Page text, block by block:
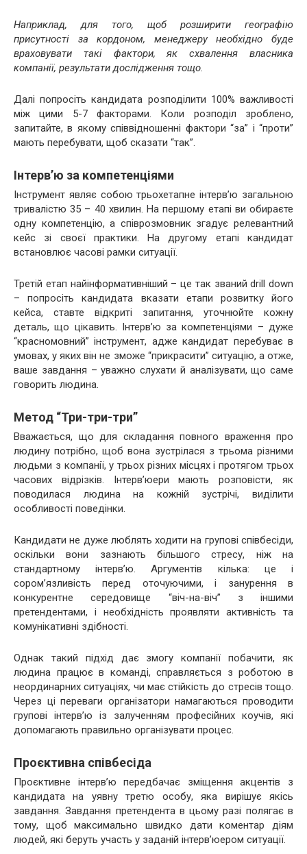
Наприклад, для того, щоб розширити географію
присутності за кордоном, менеджеру необхідно буде
враховувати такі фактори, як схвалення власника
компанії, результати дослідження тощо.
Далі попросіть кандидата розподілити 100% важливості
між цими 5-7 факторами. Коли розподіл зроблено,
запитайте, в якому співвідношенні фактори “за” і “проти”
мають перебувати, щоб сказати “так”.
Інтерв’ю за компетенціями
Інструмент являє собою трьохетапне інтерв’ю загальною
тривалістю 35 – 40 хвилин. На першому етапі ви обираєте
одну компетенцію, а співрозмовник згадує релевантний
кейс зі своєї практики. На другому етапі кандидат
встановлює часові рамки ситуації.
Третій етап найінформативніший – це так званий drill down
– попросіть кандидата вказати етапи розвитку його
кейса, ставте відкриті запитання, уточнюйте кожну
деталь, що цікавить. Інтерв’ю за компетенціями – дуже
“красномовний” інструмент, адже кандидат перебуває в
умовах, у яких він не зможе “прикрасити” ситуацію, а отже,
ваше завдання – уважно слухати й аналізувати, що саме
говорить людина.
Метод “Три-три-три”
Вважається, що для складання повного враження про
людину потрібно, щоб вона зустрілася з трьома різними
людьми з компанії, у трьох різних місцях і протягом трьох
часових відрізків. Інтерв’юери мають розповісти, як
поводилася людина на кожній зустрічі, виділити
особливості поведінки.
Кандидати не дуже люблять ходити на групові співбесіди,
оскільки вони зазнають більшого стресу, ніж на
стандартному інтерв’ю. Аргументів кілька: це і
сором’язливість перед оточуючими, і занурення в
конкурентне середовище “віч-на-віч” з іншими
претендентами, і необхідність проявляти активність та
комунікативні здібності.
Однак такий підхід дає змогу компанії побачити, як
людина працює в команді, справляється з роботою в
неординарних ситуаціях, чи має стійкість до стресів тощо.
Через ці переваги організатори намагаються проводити
групові інтерв’ю із залученням професійних коучів, які
допомагають правильно організувати процес.
Проєктивна співбесіда
Проєктивне інтерв’ю передбачає зміщення акцентів з
кандидата на уявну третю особу, яка вирішує якісь
завдання. Завдання претендента в цьому разі полягає в
тому, щоб максимально швидко дати коментар діям
людей, які беруть участь у заданій інтерв’юером ситуації.